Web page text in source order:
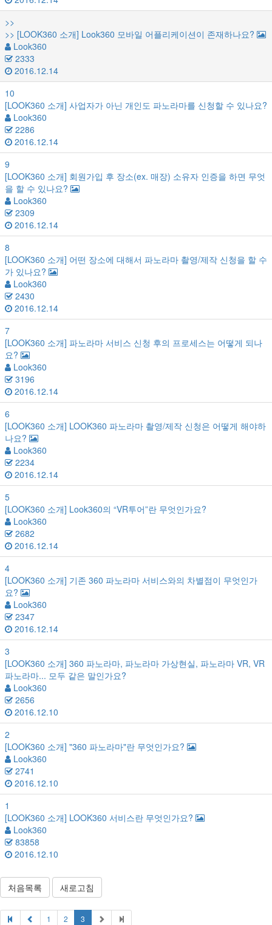
>>
>> [LOOK360 소개] Look360 모바일 어플리케이션이 존재하나요?
Look360
2333
2016.12.14
10
[LOOK360 소개] 사업자가 아닌 개인도 파노라마를 신청할 수 있나요?
Look360
2286
2016.12.14
9
[LOOK360 소개] 회원가입 후 장소(ex. 매장) 소유자 인증을 하면 무엇
을 할 수 있나요?
Look360
2309
2016.12.14
8
[LOOK360 소개] 어떤 장소에 대해서 파노라마 촬영/제작 신청을 할 수
가 있나요?
Look360
2430
2016.12.14
7
[LOOK360 소개] 파노라마 서비스 신청 후의 프로세스는 어떻게 되나
요?
Look360
3196
2016.12.14
6
[LOOK360 소개] LOOK360 파노라마 촬영/제작 신청은 어떻게 해야하
나요?
Look360
2234
2016.12.14
5
[LOOK360 소개] Look360의 “VR투어”란 무엇인가요?
Look360
2682
2016.12.14
4
[LOOK360 소개] 기존 360 파노라마 서비스와의 차별점이 무엇인가
요?
Look360
2347
2016.12.14
3
[LOOK360 소개] 360 파노라마, 파노라마 가상현실, 파노라마 VR, VR
파노라마... 모두 같은 말인가요?
Look360
2656
2016.12.10
2
[LOOK360 소개] "360 파노라마"란 무엇인가요?
Look360
2741
2016.12.10
1
[LOOK360 소개] LOOK360 서비스란 무엇인가요?
Look360
83858
2016.12.10
처음목록 새로고침
1 2 3